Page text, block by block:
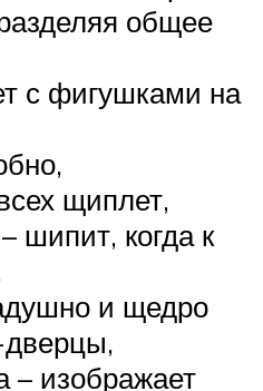
общее
с фигушками на
щиплет,
шипит, когда к
и щедро
дверцы,
– изображает